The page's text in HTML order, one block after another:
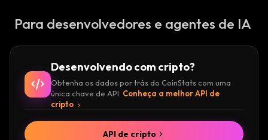
Para desenvolvedores e agentes de IA
Desenvolvendo com cripto?
Obtenha os dados por trás do CoinStats com uma
única chave de API. Conheça a melhor API de
cripto
API de cripto